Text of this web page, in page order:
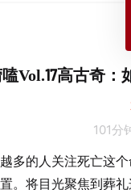
Vol.17高古奇
101分
多的人关注死亡这
。将目光聚焦到葬